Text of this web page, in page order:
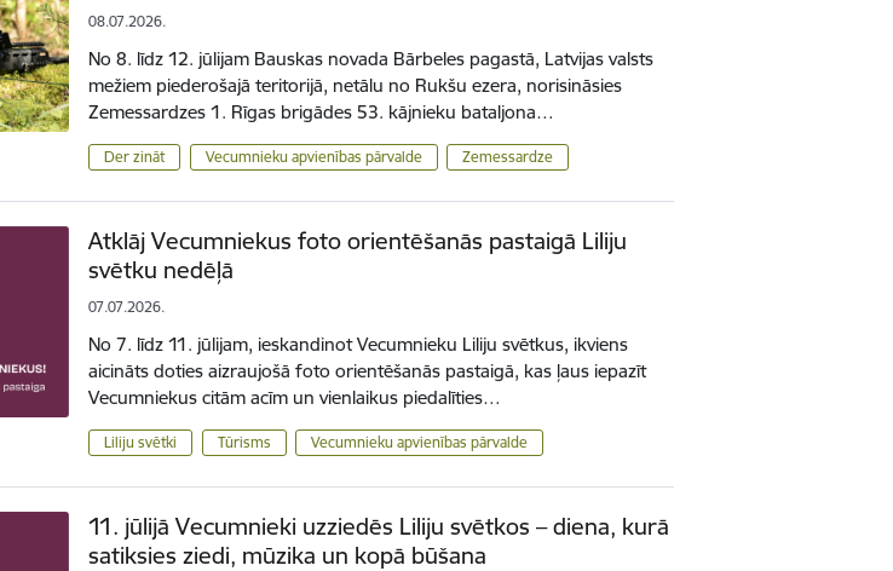
08.07.2026.
No 8. līdz 12. jūlijam Bauskas novada Bārbeles pagastā, Latvijas valsts
mežiem piederošajā teritorijā, netālu no Rukšu ezera, norisināsies
Zemessardzes 1. Rīgas brigādes 53. kājnieku bataljona…
Der zināt Vecumnieku apvienības pārvalde Zemessardze
Atklāj Vecumniekus foto orientēšanās pastaigā Liliju
svētku nedēļā
07.07.2026.
No 7. līdz 11. jūlijam, ieskandinot Vecumnieku Liliju svētkus, ikviens
aicināts doties aizraujošā foto orientēšanās pastaigā, kas ļaus iepazīt
Vecumniekus citām acīm un vienlaikus piedalīties…
Liliju svētki Tūrisms Vecumnieku apvienības pārvalde
11. jūlijā Vecumnieki uzziedēs Liliju svētkos – diena, kurā
satiksies ziedi, mūzika un kopā būšana